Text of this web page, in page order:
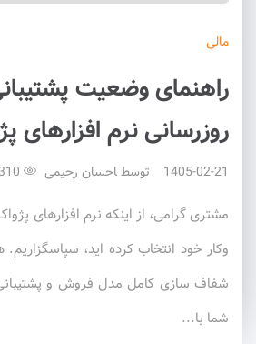
مالی
راهنمای وضعیت
روزرسانی نرم افزارهای
1405-02-21 توسط احسان رحیمی
مشتری گرامی، از اینکه نرم افزارهای
وکار خود انتخاب کرده اید،
شفاف سازی کامل مدل فروش و
شما با...